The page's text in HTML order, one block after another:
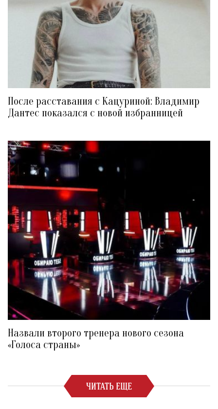
После расставания с Кацуриной: Владимир
Дантес показался с новой избранницей
Назвали второго тренера нового сезона
«Голоса страны»
ЧИТАТЬ ЕЩЕ